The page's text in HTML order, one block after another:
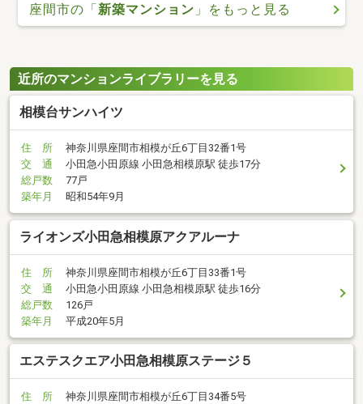
座間市の「新築マンション 」をもっと見る
近所のマンションライブラリーを見る
相模台サンハイツ
住 所
神奈川県座間市相模が丘6丁目32番1号
交 通
小田急小田原線 小田急相模原駅 徒歩17分
総戸数
77戸
築年月
昭和54年9月
ライオンズ小田急相模原アクアルーナ
住 所
神奈川県座間市相模が丘6丁目33番1号
交 通
小田急小田原線 小田急相模原駅 徒歩16分
総戸数
126戸
築年月
平成20年5月
エステスクエア小田急相模原ステージ５
住 所
神奈川県座間市相模が丘6丁目34番5号